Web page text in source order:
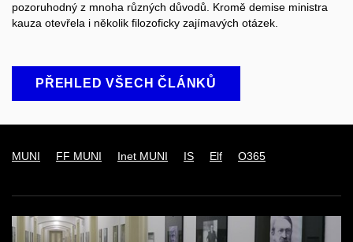
pozoruhodný z mnoha různých důvodů. Kromě demise ministra
kauza otevřela i několik filozoficky zajímavých otázek.
PŘEHLED VŠECH ČLÁNKŮ
MUNI FF MUNI Inet MUNI IS Elf O365